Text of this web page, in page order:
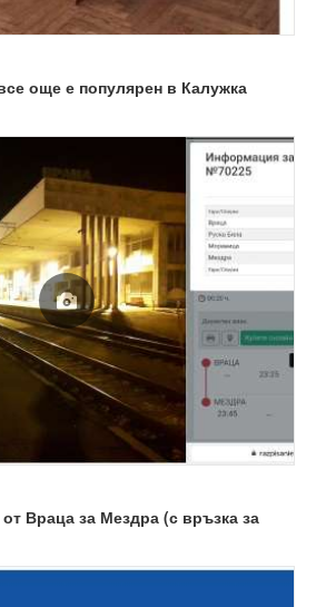
още е популярен в Калужка
Враца за Мездра (с връзка за